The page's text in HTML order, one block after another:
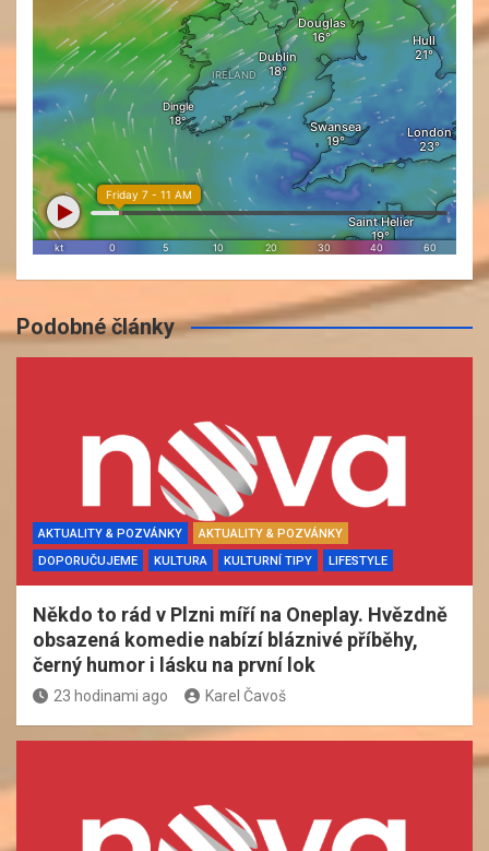
Podobné články
AKTUALITY & POZVÁNKY
AKTUALITY & POZVÁNKY
DOPORUČUJEME
KULTURA KULTURNÍ TIPY LIFESTYLE
Někdo to rád v Plzni míří na Oneplay. Hvězdně
obsazená komedie nabízí bláznivé příběhy,
černý humor i lásku na první lok
23 hodinami ago Karel Čavoš